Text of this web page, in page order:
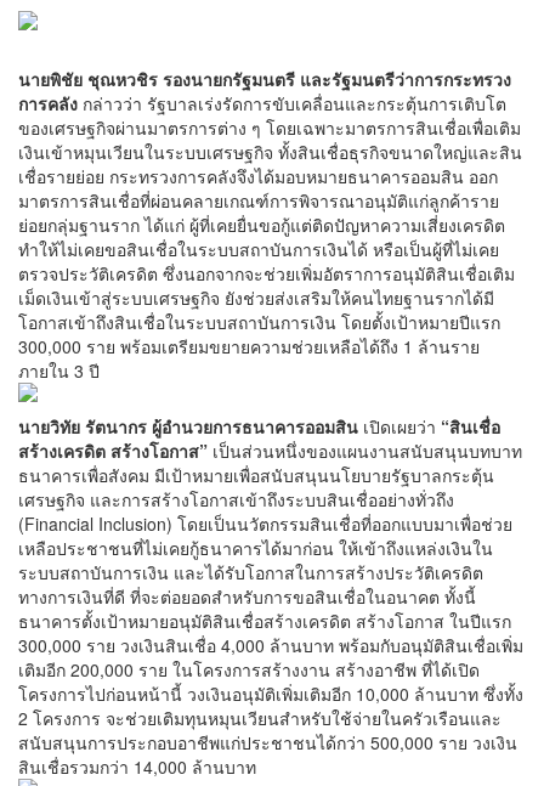
นายพิชัย ชุณหวชิร รองนายกรัฐมนตรี และรัฐมนตรีว่าการกระทรวง
การคลัง กล่าวว่า รัฐบาลเร่งรัดการขับเคลื่อนและกระตุ้นการเติบโต
ของเศรษฐกิจผ่านมาตรการต่าง ๆ โดยเฉพาะมาตรการสินเชื่อเพื่อเติม
เงินเข้าหมุนเวียนในระบบเศรษฐกิจ ทั้งสินเชื่อธุรกิจขนาดใหญ่และสิน
เชื่อรายย่อย กระทรวงการคลังจึงได้มอบหมายธนาคารออมสิน ออก
มาตรการสินเชื่อที่ผ่อนคลายเกณฑ์การพิจารณาอนุมัติแก่ลูกค้าราย
ย่อยกลุ่มฐานราก ได้แก่ ผู้ที่เคยยื่นขอกู้แต่ติดปัญหาความเสี่ยงเครดิต
ทำให้ไม่เคยขอสินเชื่อในระบบสถาบันการเงินได้ หรือเป็นผู้ที่ไม่เคย
ตรวจประวัติเครดิต ซึ่งนอกจากจะช่วยเพิ่มอัตราการอนุมัติสินเชื่อเติม
เม็ดเงินเข้าสู่ระบบเศรษฐกิจ ยังช่วยส่งเสริมให้คนไทยฐานรากได้มี
โอกาสเข้าถึงสินเชื่อในระบบสถาบันการเงิน โดยตั้งเป้าหมายปีแรก
300,000 ราย พร้อมเตรียมขยายความช่วยเหลือได้ถึง 1 ล้านราย
ภายใน 3 ปี
นายวิทัย รัตนากร ผู้อำนวยการธนาคารออมสิน เปิดเผยว่า “สินเชื่อ
สร้างเครดิต สร้างโอกาส” เป็นส่วนหนึ่งของแผนงานสนับสนุนบทบาท
ธนาคารเพื่อสังคม มีเป้าหมายเพื่อสนับสนุนนโยบายรัฐบาลกระตุ้น
เศรษฐกิจ และการสร้างโอกาสเข้าถึงระบบสินเชื่ออย่างทั่วถึง
(Financial Inclusion) โดยเป็นนวัตกรรมสินเชื่อที่ออกแบบมาเพื่อช่วย
เหลือประชาชนที่ไม่เคยกู้ธนาคารได้มาก่อน ให้เข้าถึงแหล่งเงินใน
ระบบสถาบันการเงิน และได้รับโอกาสในการสร้างประวัติเครดิต
ทางการเงินที่ดี ที่จะต่อยอดสำหรับการขอสินเชื่อในอนาคต ทั้งนี้
ธนาคารตั้งเป้าหมายอนุมัติสินเชื่อสร้างเครดิต สร้างโอกาส ในปีแรก
300,000 ราย วงเงินสินเชื่อ 4,000 ล้านบาท พร้อมกับอนุมัติสินเชื่อเพิ่ม
เติมอีก 200,000 ราย ในโครงการสร้างงาน สร้างอาชีพ ที่ได้เปิด
โครงการไปก่อนหน้านี้ วงเงินอนุมัติเพิ่มเติมอีก 10,000 ล้านบาท ซึ่งทั้ง
2 โครงการ จะช่วยเติมทุนหมุนเวียนสำหรับใช้จ่ายในครัวเรือนและ
สนับสนุนการประกอบอาชีพแก่ประชาชนได้กว่า 500,000 ราย วงเงิน
สินเชื่อรวมกว่า 14,000 ล้านบาท